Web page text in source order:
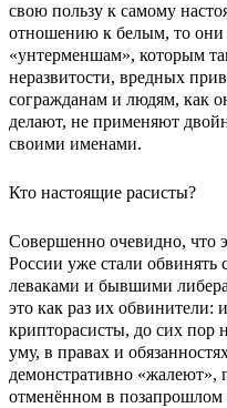
свою пользу к самому
отношению к белым, то они
«унтерменшам», которым
неразвитости, вредных
согражданам и людям, как
делают, не применяют
своими именами.
Кто настоящие расисты?
Совершенно очевидно, что
России уже стали
леваками и бывшими
это как раз их обвинители:
крипторасисты, до сих
уму, в правах и
демонстративно «жалеют»,
отменённом в позапрошлом